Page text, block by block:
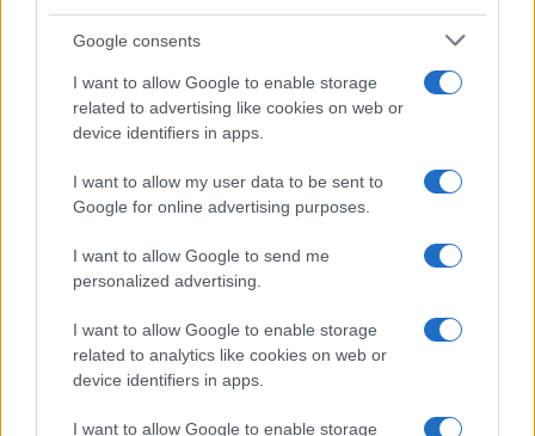
Google consents
I want to allow Google to enable storage
related to advertising like cookies on web or
device identifiers in apps.
I want to allow my user data to be sent to
Google for online advertising purposes.
I want to allow Google to send me
personalized advertising.
I want to allow Google to enable storage
related to analytics like cookies on web or
device identifiers in apps.
I want to allow Google to enable storage
NL Newz